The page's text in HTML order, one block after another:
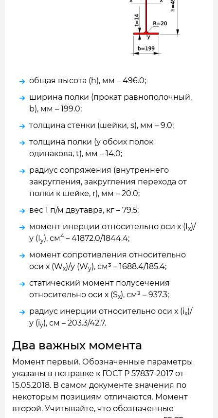
общая высота (h), мм – 496.0;
ширина полки (прокат равнополочный,
b), мм – 199.0;
толщина стенки (шейки, s), мм – 9.0;
толщина полки (у обоих полок
одинакова, t), мм – 14.0;
радиус сопряжения (внутреннего
закругления, закругления перехода от
полки к шейке, r), мм – 20.0;
вес 1 п/м двутавра, кг – 79.5;
момент инерции относительно оси х (I x)/
у (I y), см4 – 41872.0/1844.4;
момент сопротивления относительно
оси х (Wx)/у (Wy), см³ – 1688.4/185.4;
статический момент полусечения
относительно оси х (Sx), см³ – 937.3;
радиус инерции относительно оси х (ix)/
у (iy), см – 203.3/42.7.
Два важных момента
Момент первый. Обозначенные параметры
указаны в поправке к ГОСТ Р 57837-2017 от
15.05.2018. В самом документе значения по
некоторым позициям отличаются. Момент
второй. Учитывайте, что обозначенные